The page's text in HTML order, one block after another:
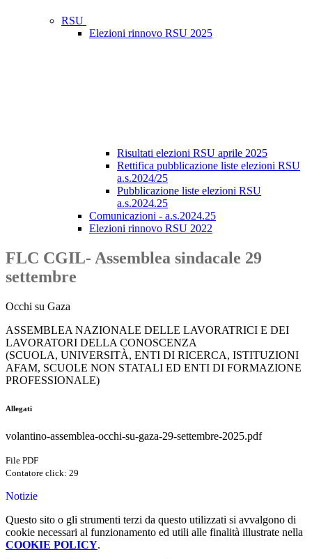
RSU
Elezioni rinnovo RSU 2025
Risultati elezioni RSU aprile 2025
Rettifica pubblicazione liste elezioni RSU
a.s.2024/25
Pubblicazione liste elezioni RSU
a.s.2024.25
Comunicazioni - a.s.2024.25
Elezioni rinnovo RSU 2022
FLC CGIL- Assemblea sindacale 29
settembre
Occhi su Gaza
ASSEMBLEA NAZIONALE DELLE LAVORATRICI E DEI
LAVORATORI DELLA CONOSCENZA
(SCUOLA, UNIVERSITÀ, ENTI DI RICERCA, ISTITUZIONI
AFAM, SCUOLE NON STATALI ED ENTI DI FORMAZIONE
PROFESSIONALE)
Allegati
volantino-assemblea-occhi-su-gaza-29-settembre-2025.pdf
File PDF
Contatore click: 29
Notizie
Questo sito o gli strumenti terzi da questo utilizzati si avvalgono di
cookie necessari al funzionamento ed utili alle finalità illustrate nella
COOKIE POLICY.